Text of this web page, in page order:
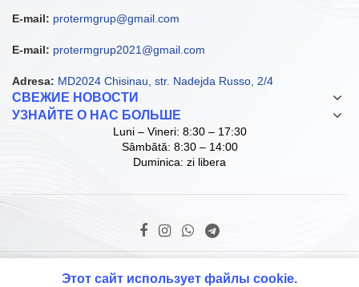
E-mail: protermgrup@gmail.com
E-mail: protermgrup2021@gmail.com
Adresa: MD2024 Chisinau, str. Nadejda Russo, 2/4
СВЕЖИЕ НОВОСТИ
УЗНАЙТЕ О НАС БОЛЬШЕ
Luni – Vineri: 8:30 – 17:30
Sâmbătă: 8:30 – 14:00
Duminica: zi libera
© Copyright ProTerm Grup SRL. 2021 D.I.
Этот сайт использует файлы cookie.